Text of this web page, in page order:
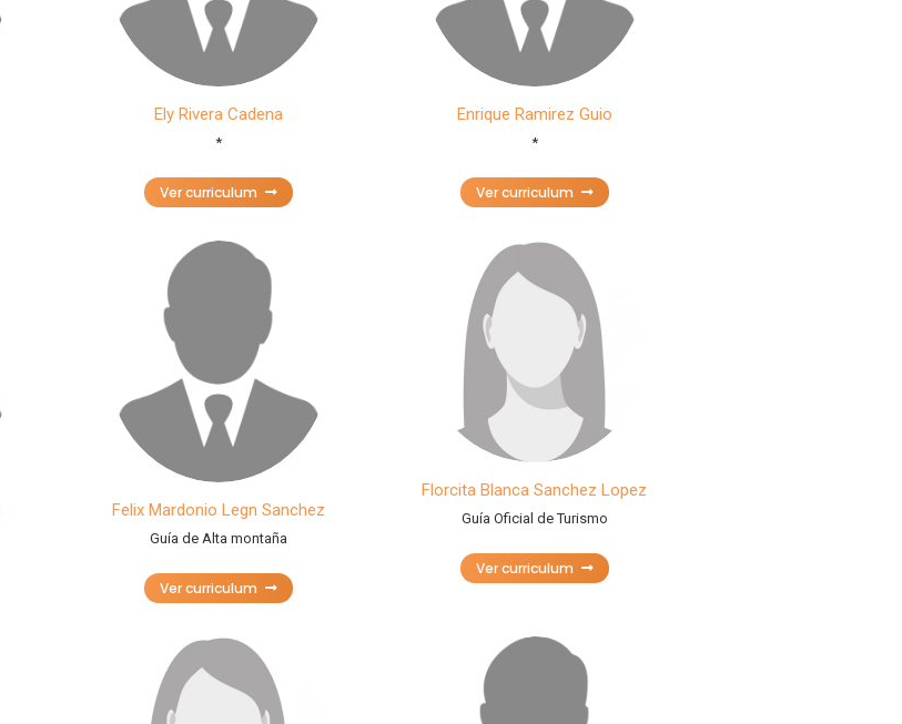
Ely Rivera Cadena
*
Ver curriculum
Enrique Ramirez Guio
*
Ver curriculum
Felix Mardonio Legn Sanchez
Guía de Alta montaña
Ver curriculum
Florcita Blanca Sanchez Lopez
Guía Oficial de Turismo
Ver curriculum